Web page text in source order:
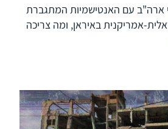
ארה"ב עם האנטישמיות המתגברת
אמריקנית באיראן, ומה צריכה